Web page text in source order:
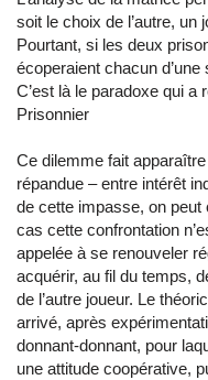
soit le choix de l’autre, un
Pourtant, si les deux
écoperaient chacun
C’est là le paradoxe qui a
Prisonnier
Ce dilemme fait
répandue – entre intérêt
de cette impasse, on
cas cette confrontation
appelée à se renouveler
acquérir, au fil du temps,
de l’autre joueur. Le
arrivé, après
donnant-donnant, pour
une attitude coopérative,